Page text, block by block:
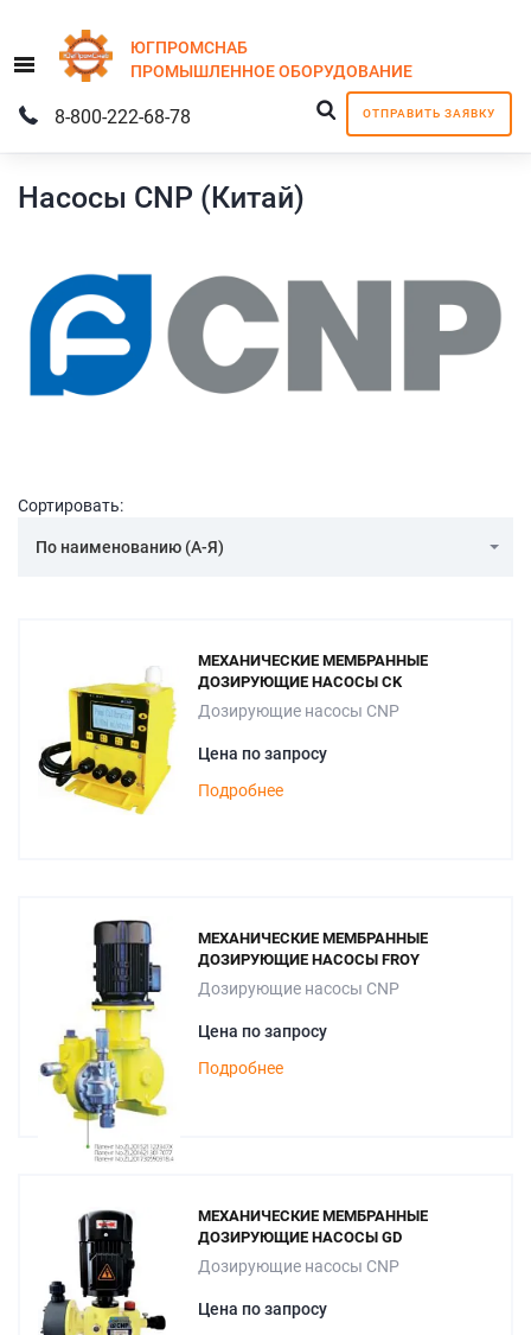
Menu
ЮГПРОМСНАБ
ПРОМЫШЛЕННОЕОБОРУДОВАНИЕ
ОТПРАВИТЬ ЗАЯВКУ
8-800-222-68-78
Насосы CNP (Китай)
Сортировать:
По наименованию (А-Я)
МЕХАНИЧЕСКИЕ МЕМБРАННЫЕ
ДОЗИРУЮЩИЕ НАСОСЫ CK
Дозирующие насосы CNP
Цена по запросу
Подробнее
МЕХАНИЧЕСКИЕ МЕМБРАННЫЕ
ДОЗИРУЮЩИЕ НАСОСЫ FROY
Дозирующие насосы CNP
Цена по запросу
Подробнее
МЕХАНИЧЕСКИЕ МЕМБРАННЫЕ
ДОЗИРУЮЩИЕ НАСОСЫ GD
Дозирующие насосы CNP
Цена по запросу